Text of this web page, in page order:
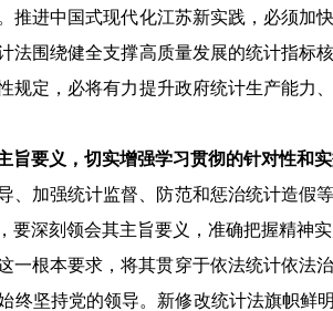
推进中国式现代化江苏新实践，必须加
法围绕健全支撑高质量发展的统计指标
规定，必将有力提升政府统计生产能力
旨要义，切实增强学习贯彻的针对性和
、加强统计监督、防范和惩治统计造假
深刻领会其主旨要义，准确把握精神实
一根本要求，将其贯穿于依法统计依
终坚持党的领导。新修改统计法旗帜鲜